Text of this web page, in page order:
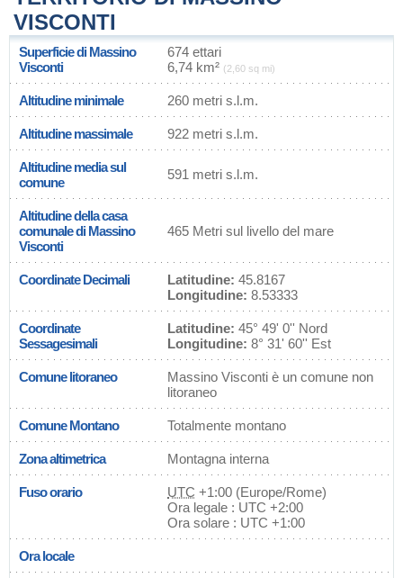
VISCONTI
Superficie di Massino
Visconti
674 ettari
6,74 km² (2,60 sq mi)
Altitudine minimale 260 metri s.l.m.
Altitudine massimale 922 metri s.l.m.
Altitudine media sul
comune
591 metri s.l.m.
Altitudine della casa
comunale di Massino
Visconti
465 Metri sul livello del mare
Coordinate Decimali Latitudine: 45.8167
Longitudine: 8.53333
Coordinate
Sessagesimali
Latitudine: 45° 49' 0'' Nord
Longitudine: 8° 31' 60'' Est
Comune litoraneo
Massino Visconti è un comune non
litoraneo
Comune Montano Totalmente montano
Zona altimetrica Montagna interna
Fuso orario UTC +1:00 (Europe/Rome)
Ora legale : UTC +2:00
Ora solare : UTC +1:00
Ora locale